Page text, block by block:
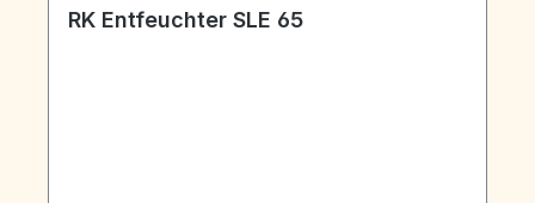
RK Entfeuchter SLE 65